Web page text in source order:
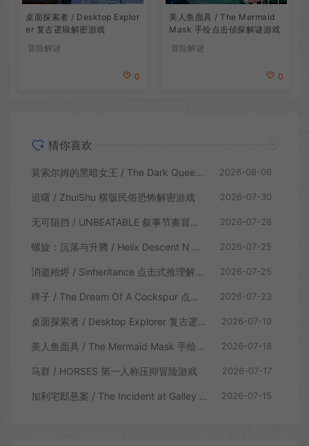
桌面探索者 / Desktop Explor
er 复古逻辑解密游戏
冒险解谜
0
美人鱼面具 / The Mermaid
Mask 手绘点击侦探解谜游戏
冒险解谜
0
猜你喜欢
莫索尔姆的黑暗女王 / The Dark Queen of Mortholme 多结局叙事游戏 2026-08-06
追曙 / ZhuiShu 横版民俗恐怖解密游戏 2026-07-30
无可阻挡 / UNBEATABLE 叙事节奏冒险游戏 2026-07-28
螺旋：沉落与升腾 / Helix Descent N Ascent 解谜冒险游戏 2026-07-25
消逝殆烬 / Sinheritance 点击式推理解谜游戏 2026-07-25
稗子 / The Dream Of A Cockspur 点击式剧情解谜游戏 2026-07-23
桌面探索者 / Desktop Explorer 复古逻辑解密游戏 2026-07-19
美人鱼面具 / The Mermaid Mask 手绘点击侦探解谜游戏 2026-07-18
马群 / HORSES 第一人称压抑冒险游戏 2026-07-17
加利宅邸悬案 / The Incident at Galley House 侦探解密推理游戏 2026-07-15